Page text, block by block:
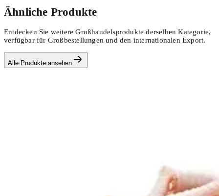
Ähnliche Produkte
Entdecken Sie weitere Großhandelsprodukte derselben Kategorie,
verfügbar für Großbestellungen und den internationalen Export.
Alle Produkte ansehen